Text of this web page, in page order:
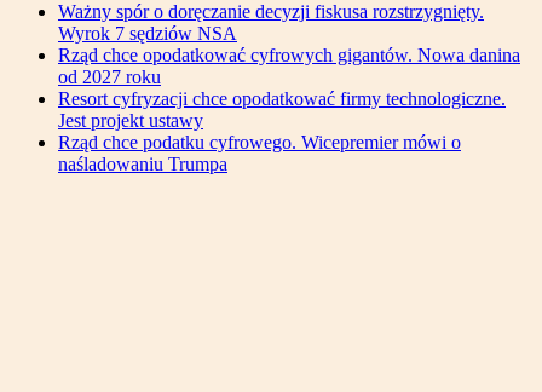
Ważny spór o doręczanie decyzji fiskusa rozstrzygnięty.
Wyrok 7 sędziów NSA
Rząd chce opodatkować cyfrowych gigantów. Nowa danina
od 2027 roku
Resort cyfryzacji chce opodatkować firmy technologiczne.
Jest projekt ustawy
Rząd chce podatku cyfrowego. Wicepremier mówi o
naśladowaniu Trumpa